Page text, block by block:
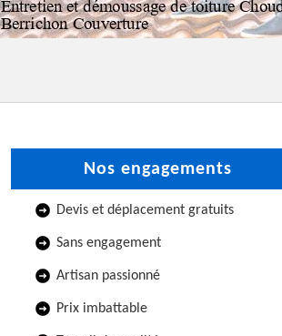
Nos engagements
Devis et déplacement gratuits
Sans engagement
Artisan passionné
Prix imbattable